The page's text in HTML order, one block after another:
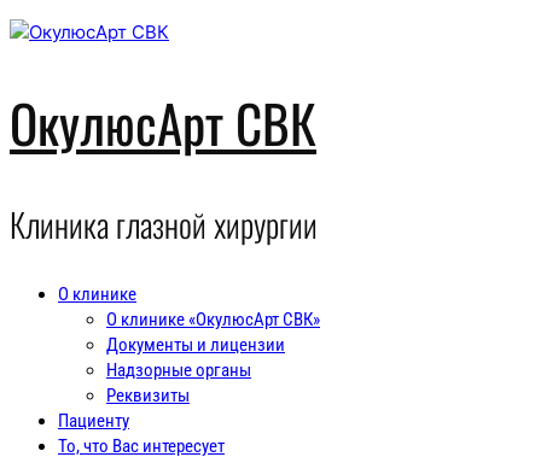
ОкулюсАрт СВК
Клиника глазной хирургии
О клинике
О клинике «ОкулюсАрт СВК»
Документы и лицензии
Надзорные органы
Реквизиты
Пациенту
То, что Вас интересует